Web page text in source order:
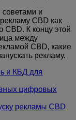
советами и
CBD как
CBD. К концу этой
между
CBD, какие
рекламу.
и КБД для
цифровых
рекламы CBD